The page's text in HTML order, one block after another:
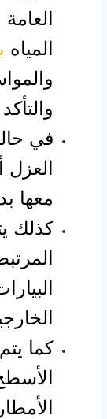
المياه
في
العزل
معها
كذلك
كما